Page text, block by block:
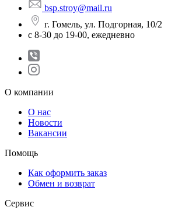
bsp.stroy@mail.ru
г. Гомель, ул. Подгорная, 10/2
с 8-30 до 19-00, ежедневно
О компании
О нас
Новости
Вакансии
Помощь
Как оформить заказ
Обмен и возврат
Сервис